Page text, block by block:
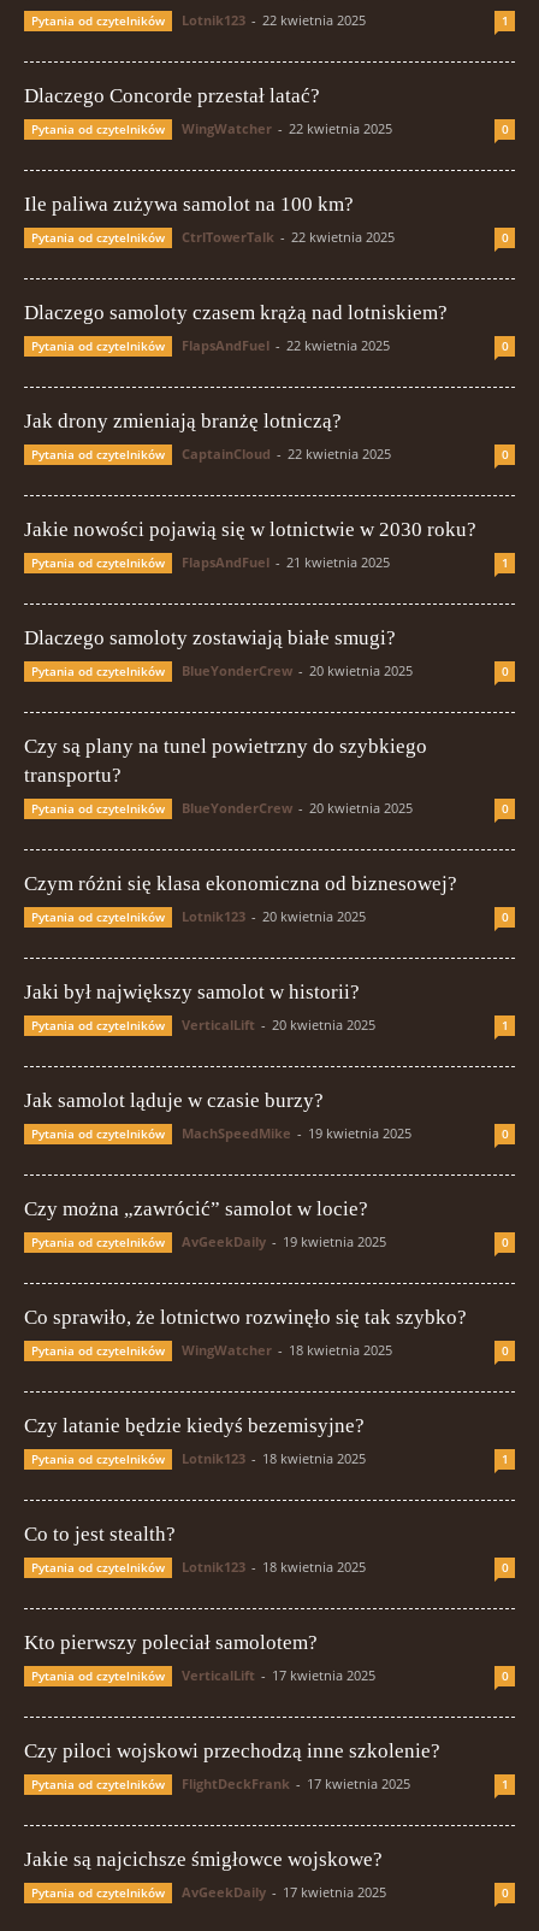
Pytania od czytelników Lotnik123 - 22 kwietnia 2025 1
Dlaczego Concorde przestał latać?
Pytania od czytelników WingWatcher - 22 kwietnia 2025 0
Ile paliwa zużywa samolot na 100 km?
Pytania od czytelników CtrlTowerTalk - 22 kwietnia 2025 0
Dlaczego samoloty czasem krążą nad lotniskiem?
Pytania od czytelników FlapsAndFuel - 22 kwietnia 2025 0
Jak drony zmieniają branżę lotniczą?
Pytania od czytelników CaptainCloud - 22 kwietnia 2025 0
Jakie nowości pojawią się w lotnictwie w 2030 roku?
Pytania od czytelników FlapsAndFuel - 21 kwietnia 2025 1
Dlaczego samoloty zostawiają białe smugi?
Pytania od czytelników BlueYonderCrew - 20 kwietnia 2025 0
Czy są plany na tunel powietrzny do szybkiego
transportu?
Pytania od czytelników BlueYonderCrew - 20 kwietnia 2025 0
Czym różni się klasa ekonomiczna od biznesowej?
Pytania od czytelników Lotnik123 - 20 kwietnia 2025 0
Jaki był największy samolot w historii?
Pytania od czytelników VerticalLift - 20 kwietnia 2025 1
Jak samolot ląduje w czasie burzy?
Pytania od czytelników MachSpeedMike - 19 kwietnia 2025 0
Czy można „zawrócić” samolot w locie?
Pytania od czytelników AvGeekDaily - 19 kwietnia 2025 0
Co sprawiło, że lotnictwo rozwinęło się tak szybko?
Pytania od czytelników WingWatcher - 18 kwietnia 2025 0
Czy latanie będzie kiedyś bezemisyjne?
Pytania od czytelników Lotnik123 - 18 kwietnia 2025 1
Co to jest stealth?
Pytania od czytelników Lotnik123 - 18 kwietnia 2025 0
Kto pierwszy poleciał samolotem?
Pytania od czytelników VerticalLift - 17 kwietnia 2025 0
Czy piloci wojskowi przechodzą inne szkolenie?
Pytania od czytelników FlightDeckFrank - 17 kwietnia 2025 1
Jakie są najcichsze śmigłowce wojskowe?
Pytania od czytelników AvGeekDaily - 17 kwietnia 2025 0